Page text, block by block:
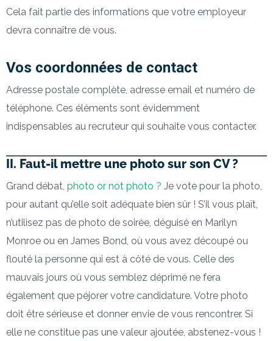
Cela fait partie des informations que votre employeur
devra connaître de vous.
Vos coordonnées de contact
Adresse postale complète, adresse email et numéro de
téléphone. Ces éléments sont évidemment
indispensables au recruteur qui souhaite vous contacter.
II. Faut-il mettre une photo sur son CV ?
Grand débat, photo or not photo ? Je vote pour la photo,
pour autant qu’elle soit adéquate bien sûr ! S’il vous plaît,
n’utilisez pas de photo de soirée, déguisé en Marilyn
Monroe ou en James Bond, où vous avez découpé ou
flouté la personne qui est à côté de vous. Celle des
mauvais jours où vous semblez déprimé ne fera
également que péjorer votre candidature. Votre photo
doit être sérieuse et donner envie de vous rencontrer. Si
elle ne constitue pas une valeur ajoutée, abstenez-vous !